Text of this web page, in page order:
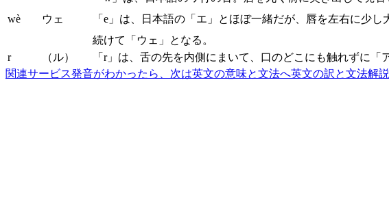
wè ウェ
「e」は、日本語の「エ」とほぼ一緒だが、唇を左右に少し
続けて「ウェ」となる。
r
（ル）
「r」は、舌の先を内側にまいて、口のどこにも触れずに「
関連サービス発音がわかったら、次は英文の意味と文法へ英文の訳と文法解